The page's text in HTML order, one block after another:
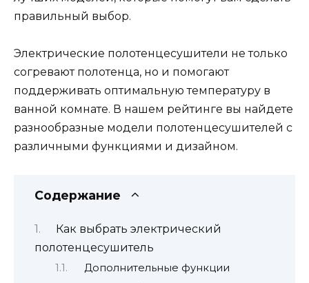
правильный выбор.
Электрические полотенцесушители не только
согревают полотенца, но и помогают
поддерживать оптимальную температуру в
ванной комнате. В нашем рейтинге вы найдете
разнообразные модели полотенцесушителей с
различными функциями и дизайном.
Содержание
Как выбрать электрический
полотенцесушитель
Дополнительные функции